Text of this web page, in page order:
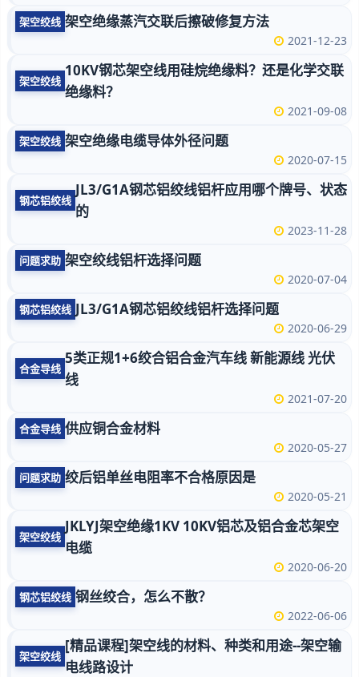
架空绞线 架空绝缘蒸汽交联后擦破修复方法
2021-12-23
架空绞线
10KV钢芯架空线用硅烷绝缘料？还是化学交联
绝缘料？
2021-09-08
架空绞线 架空绝缘电缆导体外径问题
2020-07-15
钢芯铝绞线
JL3/G1A钢芯铝绞线铝杆应用哪个牌号、状态
的
2023-11-28
问题求助 架空绞线铝杆选择问题
2020-07-04
钢芯铝绞线 JL3/G1A钢芯铝绞线铝杆选择问题
2020-06-29
合金导线
5类正规1+6绞合铝合金汽车线 新能源线 光伏
线
2021-07-20
合金导线 供应铜合金材料
2020-05-27
问题求助 绞后铝单丝电阻率不合格原因是
2020-05-21
架空绞线
JKLYJ架空绝缘1KV 10KV铝芯及铝合金芯架空
电缆
2020-06-20
钢芯铝绞线 钢丝绞合，怎么不散？
2022-06-06
架空绞线
[精品课程]架空线的材料、种类和用途--架空输
电线路设计